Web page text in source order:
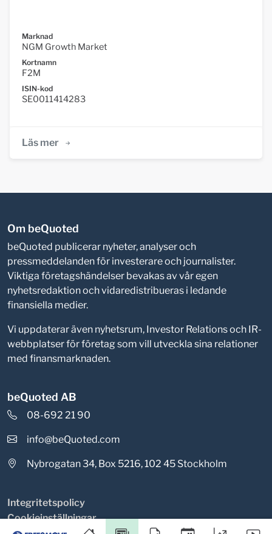
Marknad
NGM Growth Market
Kortnamn
F2M
ISIN-kod
SE0011414283
Läs mer
Om beQuoted
beQuoted publicerar nyheter, analyser och
pressmeddelanden för investerare och journalister.
Viktiga företagshändelser bevakas av vår egen
nyhetsredaktion och vidaredistribueras i ledande
finansiella medier.
Vi uppdaterar även nyhetsrum, Investor Relations och IR-
webbplatser för företag som vill utveckla sina relationer
med finansmarknaden.
beQuoted AB
08-692 21 90
info@beQuoted.com
Nybrogatan 34, Box 5216, 102 45 Stockholm
Integritetspolicy
Cookieinställningar